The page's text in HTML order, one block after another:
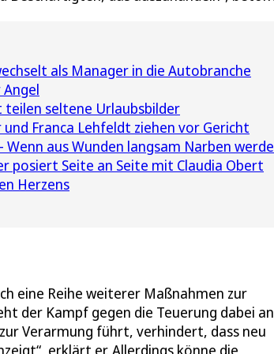
als Manager in die Autobranche
teilen seltene Urlaubsbilder
Franca Lehfeldt ziehen vor Gericht
Wenn aus Wunden langsam Narben
posiert Seite an Seite mit Claudia Obert
Herzens
eine Reihe weiterer Maßnahmen zur
der Kampf gegen die Teuerung dabei an
Verarmung führt, verhindert, dass neu
erklärt er. Allerdings könne die